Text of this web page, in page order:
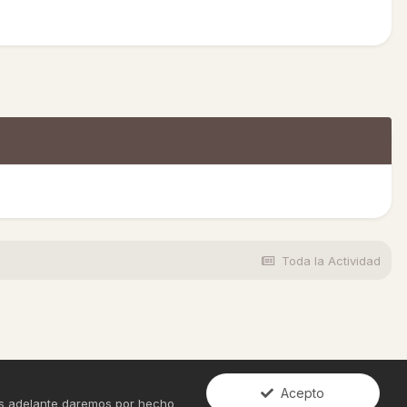
Toda la Actividad
adelante daremos por hecho
Acepto